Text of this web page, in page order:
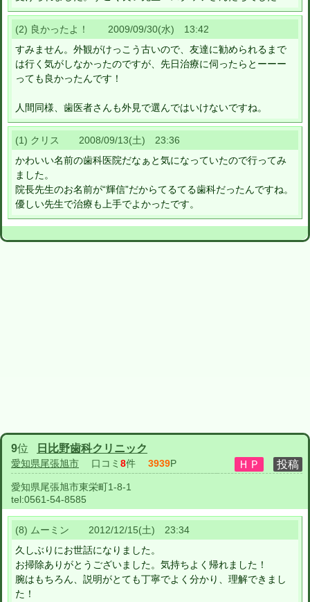
(2) 良かったよ！ 2009/09/30(水) 13:42
すみません。外観がけっこう古いので、友達に勧められるまで
は行く気がしなかったのですが、先日治療に伺ったらとーーー
っても良かったんです！
人間同様、歯医者さんも外見で選んではいけないですね。
(1) クリス 2008/09/13(土) 23:36
かわいい名前の歯科医院だなぁと気になっていたので行ってみ
ました。
院長先生のお名前が“輝信”だからてるてる歯科だったんですね。
優しい先生で治療も上手でよかったです。
9位 日比野歯科クリニック
愛知県尾張旭市 口コミ 8件 3939P
愛知県尾張旭市東栄町1-8-1
tel:0561-54-8585
(8) ムーミン 2012/12/15(土) 23:34
久しぶりにお世話になりました。
お掃除ありがとうございました。気持ちよく帰れました！
腕はもちろん、説明がとても丁寧でよく分かり、理解できまし
た！